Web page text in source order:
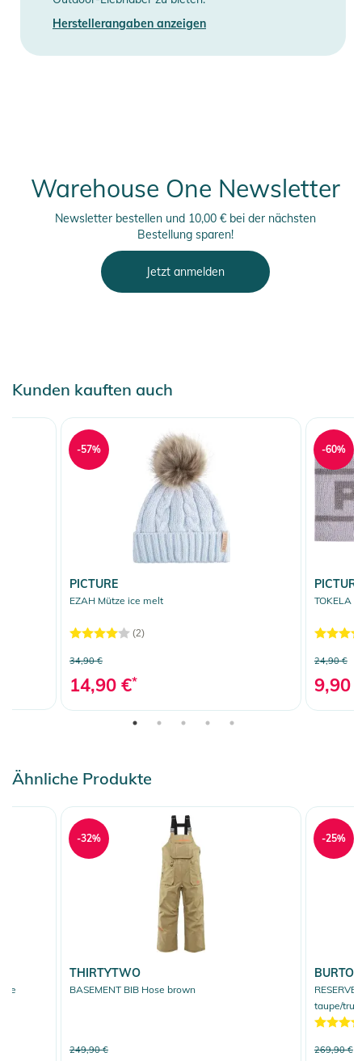
Herstellerangaben anzeigen
Warehouse One Newsletter
Newsletter bestellen und 10,00 € bei der nächsten
Bestellung sparen!
Jetzt anmelden
Kunden kauften auch
PICTURE
EZAH Mütze ice melt
(2)
34,90 €
14,90 €*
-57%
PICTURE
TOKELA
24,90 €
9,90
-60%
Ähnliche Produkte
THIRTYTWO
BASEMENT BIB Hose brown
249,90 €
-32%
BURTON
taupe/
269,90 €
-25%